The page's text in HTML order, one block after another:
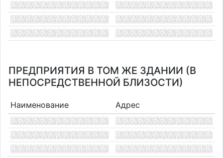
ПРЕДПРИЯТИЯ В ТОМ ЖЕ ЗДАНИИ (В
НЕПОСРЕДСТВЕННОЙ БЛИЗОСТИ)
Наименование Адрес